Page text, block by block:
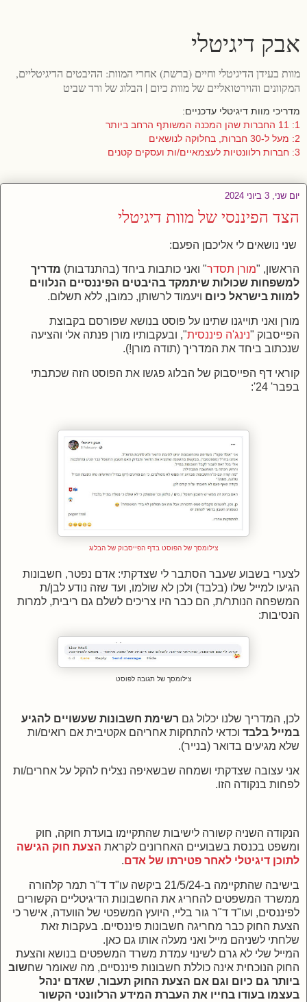
אבק דיגיטלי
מוות בעידן הדיגיטלי וחיים (ברשת) אחרי המוות: ההיבטים הדיגיטליים,
המקוונים והוירטואליים של מוות כיום | הבלוג של ורד שביט
מדריכי מוות דיגיטלי עדכניים:
1: 11 החברות שהן המכנה המשותף הרחב ביותר
2: מעל ל-30 חברות, בחלוקה לנושאים
3: חברות רלוונטיות לעצמאיים/ות ועסקים קטנים
יום שני, 3 ביוני 2024
הצד הפיננסי של מוות דיגיטלי
שני נושאים לי אליכםן הפעם:
הראשון, "מורן תסדר" ואני כותבות ביחד (בהתנדבות) מדריך
למשפחות שכולות שיתמקד בהיבטים הפיננסיים הנלווים
למוות בישראל כיום ויעמוד לרשותן, כמובן, ללא תשלום.
מורן ואני תוייגנו שתינו על פוסט בנושא שפורסם בקבוצת
הפייסבוק "נינג'ה פיננסית", ובעקבותיו מורן פנתה אלי והציעה
שנכתוב ביחד את המדריך (תודה מורן!).
קוראי דף הפייסבוק של הבלוג פגשו את הפוסט הזה שכתבתי
בפבר' 24':
צילומסך של הפוסט בדף הפייסבוק של הבלוג
לצערי בשבוע שעבר הסתבר לי שצדקתי: אדם נפטר, חשבונות
הגיעו למייל שלו (בלבד) ולכן לא שולמו, ועד שזה נודע לבן/ת
המשפחה הנותר/ת, הם כבר היו צריכים לשלם גם ריבית, למרות
הנסיבות:
צילומסך של תגובה לפוסט
לכן, המדריך שלנו יכלול גם רשימת חשבונות שעשויים להגיע
במייל בלבד וכדאי להתחקות אחריהם אקטיבית אם רואים/ות
שלא מגיעים בדואר (בנייר).
אני עצובה שצדקתי ושמחה שבשאיפה נצליח להקל על אחרים/ות
לפחות בנקודה הזו.
הנקודה השניה קשורה לישיבות שהתקיימו בועדת חוקה, חוק
ומשפט בכנסת בשבועיים האחרונים לקראת הצעת חוק הגישה
לתוכן דיגיטלי לאחר פטירתו של אדם.
בישיבה שהתקיימה ב-21/5/24 ביקשה עו"ד ד"ר תמר קלהורה
ממשרד המשפטים להחריג את החשבונות הדיגיטליים הקשורים
לפיננסים, ועו"ד ד"ר גור בליי, היועץ המשפטי של הוועדה, אישר כי
הצעת החוק כבר מחריגה חשבונות פיננסיים. בעקבות זאת
שלחתי לשניהם מייל ואני מעלה אותו גם כאן.
המייל שלי לא גרם לשינוי עמדת משרד המשפטים בנושא והצעת
החוק הנוכחית אינה כוללת חשבונות פיננסיים, מה שאומר שחשוב
ביותר גם כיום וגם אם הצעת החוק תעבור, שאדם ינהל
בעצמו בעודו בחייו את העברת המידע הרלוונטי הקשור